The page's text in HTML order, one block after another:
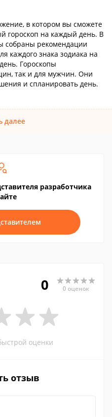
в котором вы сможете
гороскоп на каждый день. В
собраны рекомендации
каждого знака зодиака на
Гороскопы
так и для мужчин. Они
и спланировать день.
далее
разработчика
0 0 оценок
оценки
отзыв